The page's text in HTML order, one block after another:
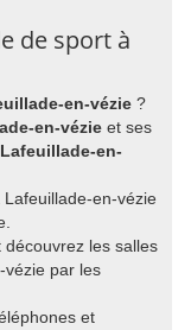
de sport à
en-vézie ?
en-vézie et ses
en-
en-vézie
les salles
vézie par les
et